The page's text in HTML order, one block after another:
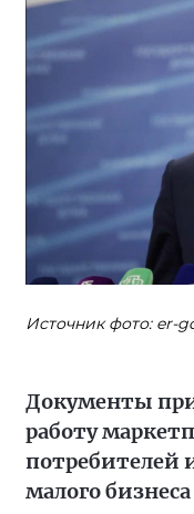
Источник фото: er-
Документы
работу
потребителей
малого